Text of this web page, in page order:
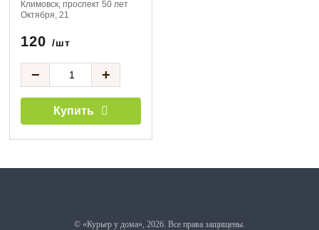
Климовск, проспект 50 лет
Октября, 21
120 /шт
− +
Купить
© «Курьер у дома», 2026. Все права защищены.